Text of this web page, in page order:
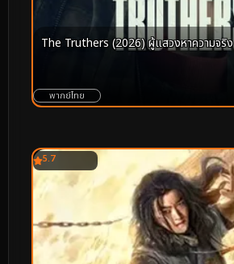
The Truthers (2026) ผู้แสวงหาความจริง
พากย์ไทย
5.7